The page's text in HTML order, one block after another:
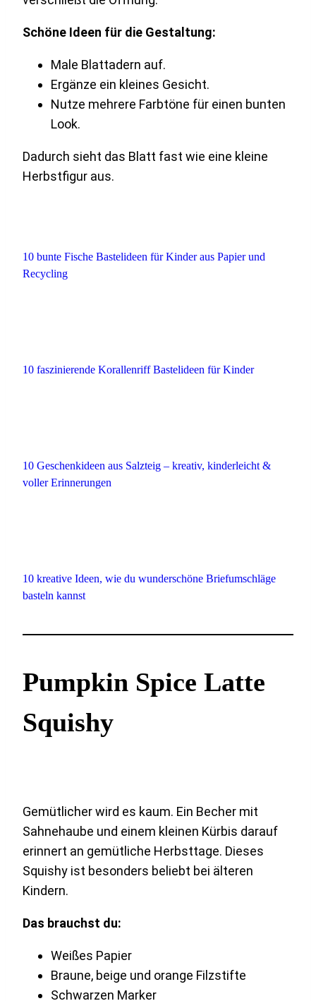
Schöne Ideen für die Gestaltung:
Male Blattadern auf.
Ergänze ein kleines Gesicht.
Nutze mehrere Farbtöne für einen bunten
Look.
Dadurch sieht das Blatt fast wie eine kleine
Herbstfigur aus.
10 bunte Fische Bastelideen für Kinder aus Papier und
Recycling
10 faszinierende Korallenriff Bastelideen für Kinder
10 Geschenkideen aus Salzteig – kreativ, kinderleicht &
voller Erinnerungen
10 kreative Ideen, wie du wunderschöne Briefumschläge
basteln kannst
Pumpkin Spice Latte
Squishy
Gemütlicher wird es kaum. Ein Becher mit
Sahnehaube und einem kleinen Kürbis darauf
erinnert an gemütliche Herbsttage. Dieses
Squishy ist besonders beliebt bei älteren
Kindern.
Das brauchst du:
Weißes Papier
Braune, beige und orange Filzstifte
Schwarzen Marker